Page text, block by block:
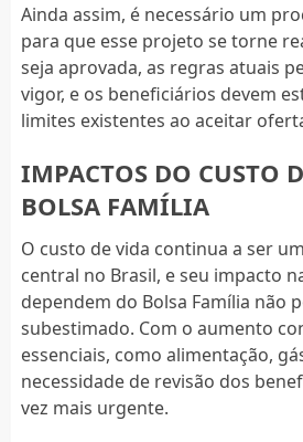
Ainda assim, é necessário um
para que esse projeto se torne
seja aprovada, as regras atuais
vigor, e os beneficiários devem
limites existentes ao aceitar
IMPACTOS DO CUSTO
BOLSA FAMÍLIA
O custo de vida continua a ser
central no Brasil, e seu impacto
dependem do Bolsa Família não
subestimado. Com o aumento
essenciais, como alimentação,
necessidade de revisão dos
vez mais urgente.